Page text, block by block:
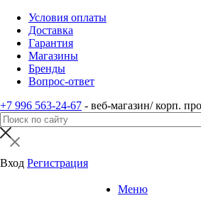
Условия оплаты
Доставка
Гарантия
Магазины
Бренды
Вопрос-ответ
+7 996 563-24-67 - веб-магазин/ корп.
Вход Регистрация
Меню